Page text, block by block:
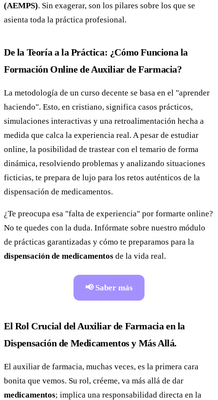
(AEMPS). Sin exagerar, son los pilares sobre los que se
asienta toda la práctica profesional.
De la Teoría a la Práctica: ¿Cómo Funciona la
Formación Online de Auxiliar de Farmacia?
La metodología de un curso decente se basa en el "aprender
haciendo". Esto, en cristiano, significa casos prácticos,
simulaciones interactivas y una retroalimentación hecha a
medida que calca la experiencia real. A pesar de estudiar
online, la posibilidad de trastear con el temario de forma
dinámica, resolviendo problemas y analizando situaciones
ficticias, te prepara de lujo para los retos auténticos de la
dispensación de medicamentos.
¿Te preocupa esa "falta de experiencia" por formarte online?
No te quedes con la duda. Infórmate sobre nuestro módulo
de prácticas garantizadas y cómo te preparamos para la
dispensación de medicamentos de la vida real.
📢 Saber más
El Rol Crucial del Auxiliar de Farmacia en la
Dispensación de Medicamentos y Más Allá.
El auxiliar de farmacia, muchas veces, es la primera cara
bonita que vemos. Su rol, créeme, va más allá de dar
medicamentos; implica una responsabilidad directa en la